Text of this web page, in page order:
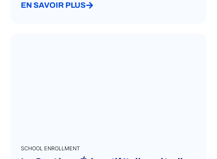
EN SAVOIR PLUS
SCHOOL ENROLLMENT